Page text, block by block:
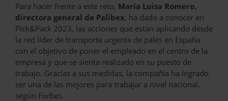
Para hacer frente a este reto, María Luisa Romero,
directora general de Palibex, ha dado a conocer en
Pick&Pack 2023, las acciones que están aplicando desde
la red líder de transporte urgente de palés en España
con el objetivo de poner el empleado en el centro de la
empresa y que se sienta realizado en su puesto de
trabajo. Gracias a sus medidas, la compañía ha logrado
ser una de las mejores para trabajar a nivel nacional,
según Forbes.